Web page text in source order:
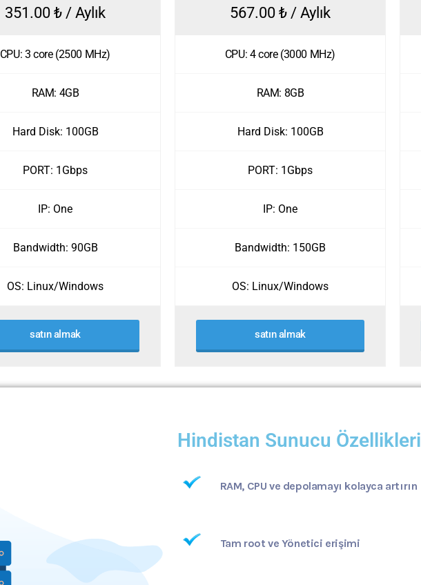
351.00 ₺ / Aylık
CPU: 3 core (2500 MHz)
RAM: 4GB
Hard Disk: 100GB
PORT: 1Gbps
IP: One
Bandwidth: 90GB
OS: Linux/Windows
satın almak
567.00 ₺ / Aylık
CPU: 4 core (3000 MHz)
RAM: 8GB
Hard Disk: 100GB
PORT: 1Gbps
IP: One
Bandwidth: 150GB
OS: Linux/Windows
satın almak
Hindistan Sunucu Özellikleri
RAM, CPU ve depolamayı kolayca artırın
Tam root ve Yönetici erişimi